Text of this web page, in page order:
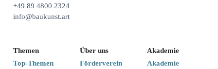
+49 89 4800 2324
info@baukunst.art
Themen
Top-Themen
Akademie
Akademie
Über uns
Förderverein